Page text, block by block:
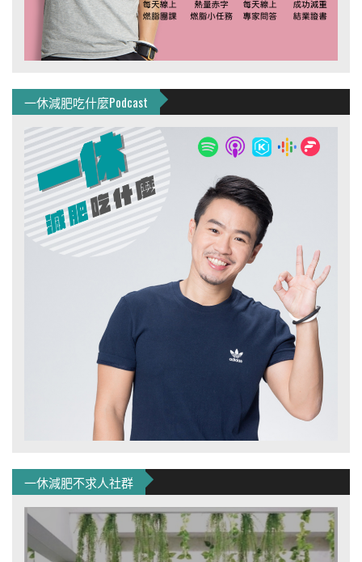
一休減肥吃什麼Podcast
一休減肥不求人社群